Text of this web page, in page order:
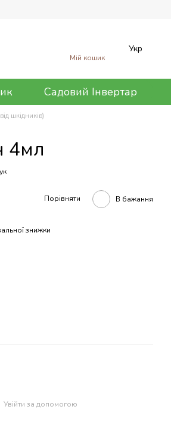
Мій кошик
Укр
Садовий Інвертар
шкідників)
4мл
Порівняти В бажання
знижки
Увійти за допомогою